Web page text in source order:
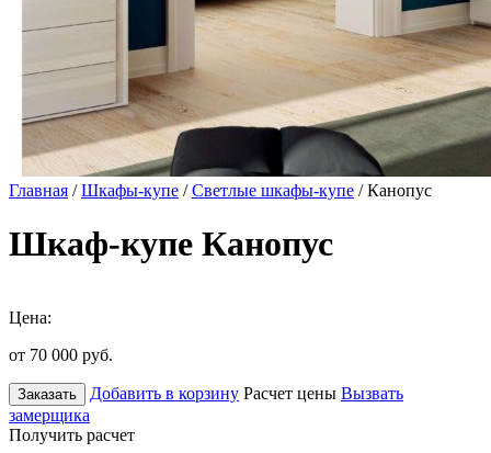
Главная /Шкафы-купе /Светлые шкафы-купе / Канопус
Шкаф-купе Канопус
Цена:
от 70 000 руб.
Заказать Добавить в корзину Расчет цены Вызвать
замерщика
Получить расчет